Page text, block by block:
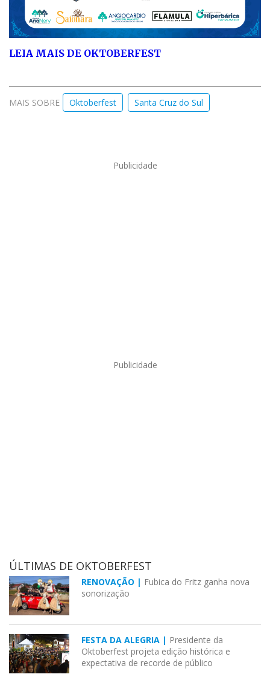
LEIA MAIS DE OKTOBERFEST
MAIS SOBRE Oktoberfest Santa Cruz do Sul
Publicidade
Publicidade
ÚLTIMAS DE OKTOBERFEST
RENOVAÇÃO | Fubica do Fritz ganha nova
sonorização
FESTA DA ALEGRIA | Presidente da
Oktoberfest projeta edição histórica e
expectativa de recorde de público